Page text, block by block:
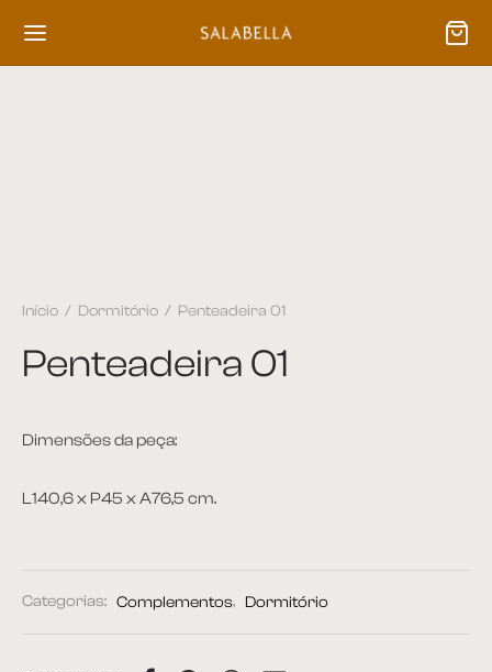
Início / Dormitório / Penteadeira 01
Penteadeira 01
Dimensões da peça:
L140,6 x P45 x A76,5 cm.
Categorias: Complementos, Dormitório